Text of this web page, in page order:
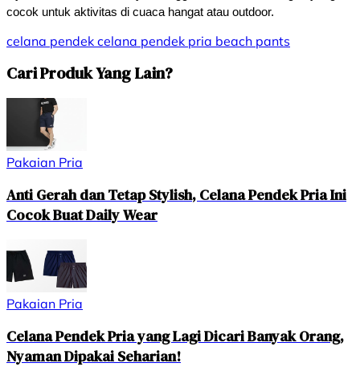
cocok untuk aktivitas di cuaca hangat atau outdoor.
celana pendek celana pendek pria beach pants
Cari Produk Yang Lain?
Pakaian Pria
Anti Gerah dan Tetap Stylish, Celana Pendek Pria Ini
Cocok Buat Daily Wear
Pakaian Pria
Celana Pendek Pria yang Lagi Dicari Banyak Orang,
Nyaman Dipakai Seharian!